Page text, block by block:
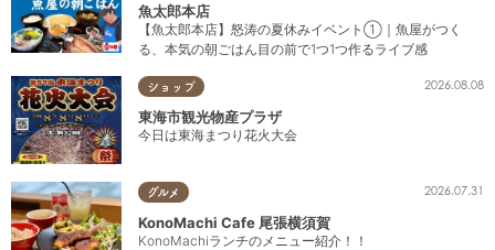
魚太郎本店
【魚太郎本店】怒涛の夏休みイベント①｜魚屋がつく
る、本気の朝ごはん目の前で1つ1つ作るライブ感
ショップ 2026.08.08
東海市観光物産プラザ
今日は東海まつり花火大会
グルメ 2026.07.31
KonoMachi Cafe 尾張横須賀
KonoMachiランチのメニュー紹介！！